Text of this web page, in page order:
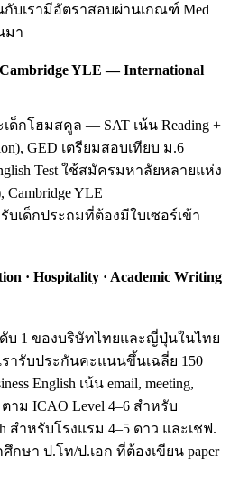
กับเรามีอัตราสอบผ่านเกณฑ์ Med
มา
Cambridge YLE — International
ด็กโฮมสคูล — SAT เน้น Reading +
GED เตรียมสอบเทียบ ม.6
Test ใช้สมัครมหาลัยหลายแห่ง
YLE
รับเด็กประถมที่ต้องมีใบเซอร์เข้า
· Hospitality · Academic Writing
บ 1 ของบริษัทไทยและญี่ปุ่นในไทย
ารับประกันคะแนนขึ้นเฉลี่ย 150
English เน้น email, meeting,
ตาม ICAO Level 4–6 สำหรับ
สำหรับโรงแรม 4–5 ดาว และเชฟ.
กษา ป.โท/ป.เอก ที่ต้องเขียน paper